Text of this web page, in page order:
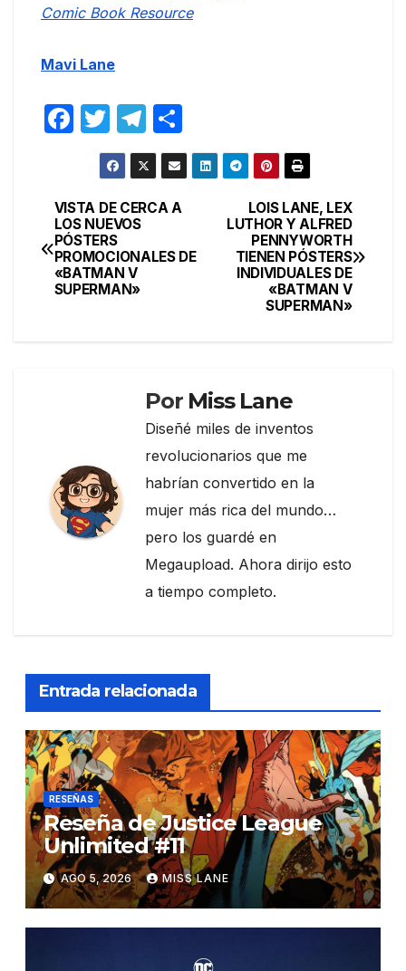
Comic Book Resource
Mavi Lane
F
e
b
o
o
T
w
itt
er
T
el
e
gr
m
o
m
tir
Navegación
de
entradas
LOIS LANE, LEX
LUTHOR Y ALFRED
PENNYWORTH
TIENEN PÓSTERS
INDIVIDUALES DE
«BATMAN V
SUPERMAN»
VISTA DE CERCA A
LOS NUEVOS
PÓSTERS
PROMOCIONALES DE
«BATMAN V
SUPERMAN»
Por Miss Lane
Diseñé miles de inventos
revolucionarios que me
habrían convertido en la
mujer más rica del mundo…
pero los guardé en
Megaupload. Ahora dirijo esto
a tiempo completo.
Entrada relacionada
RESEÑAS
Reseña de Justice League
Unlimited #11
AGO 5, 2026 MISS LANE